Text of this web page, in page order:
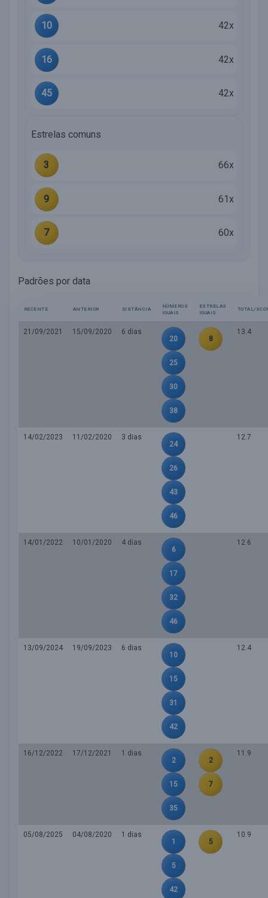
10 42x
16 42x
45 42x
Estrelas comuns
3 66x
9 61x
7 60x
Padrões por data
RECENTE ANTERIOR DISTÂNCIA
NÚMEROS
IGUAIS
ESTRELAS
IGUAIS
TOTAL/
21/09/2021 15/09/2020
6 dias
20
25
30
38
8
13.4
14/02/2023 11/02/2020
3 dias
24
26
43
46
12.7
14/01/2022 10/01/2020
4 dias
6
17
32
46
12.6
13/09/2024 19/09/2023
6 dias
10
15
31
42
12.4
16/12/2022 17/12/2021
1 dias
2
15
35
2
7
11.9
05/08/2025 04/08/2020
1 dias
1
5
42
5
10.9